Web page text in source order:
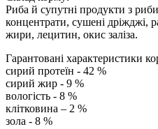
Риба й супутні продукти з
концентрати, сушені дріжджі,
жири, лецитин, окис заліза.
Гарантовані характеристики
сирий протеїн - 42 %
сирий жир - 9 %
вологість - 8 %
клітковина – 2 %
зола - 8 %